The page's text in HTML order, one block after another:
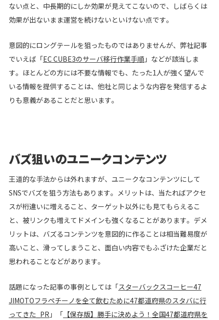
ない点と、中長期的にしか効果が見えてこないので、しばらくは
効果が出ないまま運営を続けないといけない点です。
意図的にロングテールを狙ったものではありませんが、弊社記事
でいえば「EC CUBE3のサーバ移行作業手順」などが該当しま
す。ほとんどの方には不要な情報でも、たった1人が強く望んで
いる情報を提供することは、他社と同じような内容を発信するよ
りも意義があることだと思います。
バズ狙いのユニークコンテンツ
王道的な手法からは外れますが、ユニークなコンテンツにして
SNSでバズを狙う方法もあります。メリットは、当たればアクセ
スが桁違いに増えること、ターゲット以外にも見てもらえるこ
と、被リンクも増えてドメインも強くなることがあります。デメ
リットは、バズるコンテンツを意図的に作ることは相当難易度が
高いこと、滑ってしまうこと、面白い内容でもふざけた企業だと
思われることなどがあります。
話題になった記事の事例としては「スターバックスコーヒー47
JIMOTOフラペチーノを全て飲むために47都道府県のスタバに行
ってきた_PR 」「【保存版】勝手に決めよう！全国47都道府県を